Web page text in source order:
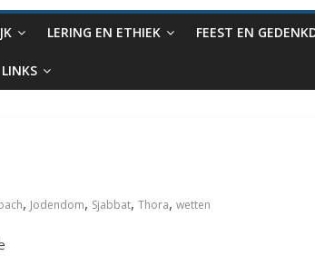
LERING EN ETHIEK FEEST EN
LINKS
, Jodendom, Sjabbat, Thora, wetten